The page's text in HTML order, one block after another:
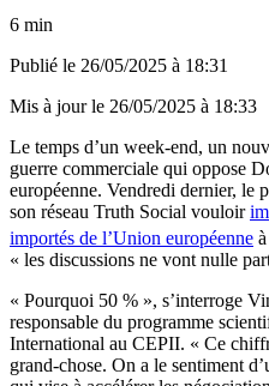
6 min
Publié le 26/05/2025 à 18:31
Mis à jour le 26/05/2025 à 18:33
Le temps d’un week-end, un
guerre commerciale qui oppose
européenne. Vendredi dernier, le
son réseau Truth Social vouloir
importés de l’Union européenne
« les discussions ne vont nulle
« Pourquoi 50 % », s’interroge
responsable du programme
International au CEPII. « Ce
grand-chose. On a le sentiment